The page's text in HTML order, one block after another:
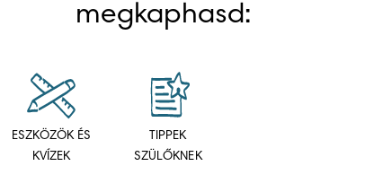
megkaphasd:
ESZKÖZÖK ÉS
KVÍZEK
TIPPEK
SZÜLŐKNEK